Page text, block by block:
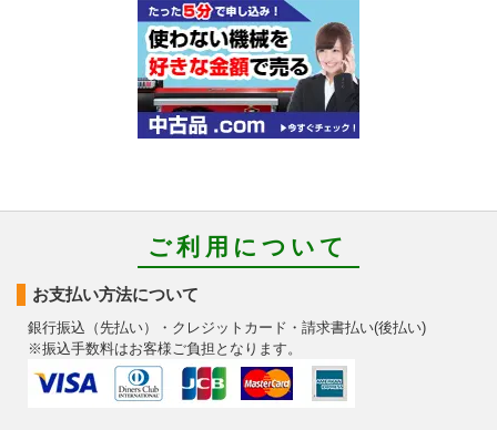
ご利用について
お支払い方法について
銀行振込（先払い）・クレジットカード・請求書払い(後払い)
※振込手数料はお客様ご負担となります。